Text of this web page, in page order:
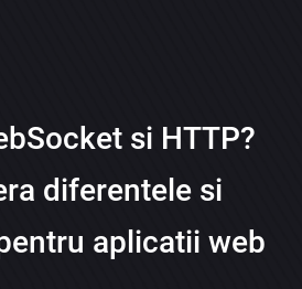
si HTTP?
diferentele si
aplicatii web